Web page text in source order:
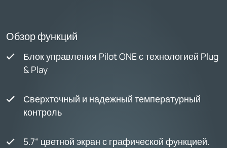
Обзор функций
Блок управления Pilot ONE с технологией Plug
& Play
Сверхточный и надежный температурный
контроль
5.7“ цветной экран с графической функцией.